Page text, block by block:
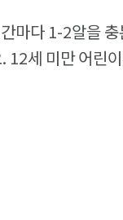
마다 1-2알을
세 미만 어린